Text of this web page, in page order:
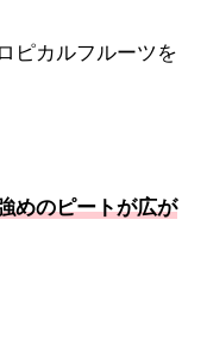
ピカルフルーツを
めのピートが広が